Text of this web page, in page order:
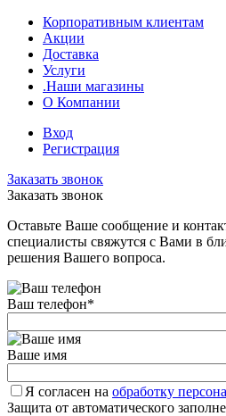
Корпоративным клиентам
Акции
Доставка
Услуги
.Наши магазины
О Компании
Вход
Регистрация
Заказать звонок
Заказать звонок
Оставьте Ваше сообщение и
специалисты свяжутся с Вами в
решения Вашего вопроса.
Ваш телефон*
Ваше имя
Я согласен на обработку
Защита от автоматического